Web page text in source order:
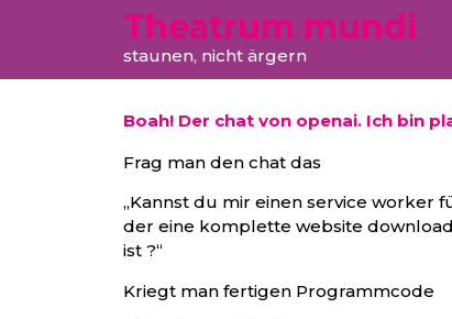
Theatrum mundi
staunen, nicht ärgern
Boah! Der chat von openai. Ich bin
Frag man den chat das
„Kannst du mir einen service worker
der eine komplette website
ist ?“
Kriegt man fertigen Programmcode